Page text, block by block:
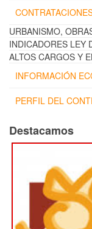
URBANISMO,
INDICADORES LEY
ALTOS CARGOS Y
INFORMACIÓN
PERFIL DEL
Destacamos